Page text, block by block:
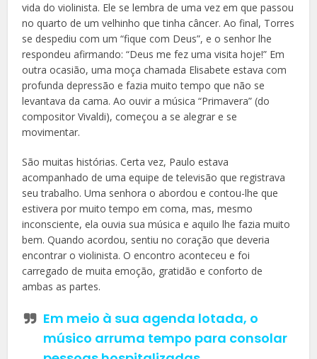
vida do violinista. Ele se lembra de uma vez em que passou
no quarto de um velhinho que tinha câncer. Ao final, Torres
se despediu com um “fique com Deus”, e o senhor lhe
respondeu afirmando: “Deus me fez uma visita hoje!” Em
outra ocasião, uma moça chamada Elisabete estava com
profunda depressão e fazia muito tempo que não se
levantava da cama. Ao ouvir a música “Primavera” (do
compositor Vivaldi), começou a se alegrar e se
movimentar.
São muitas histórias. Certa vez, Paulo estava
acompanhado de uma equipe de televisão que registrava
seu trabalho. Uma senhora o abordou e contou-lhe que
estivera por muito tempo em coma, mas, mesmo
inconsciente, ela ouvia sua música e aquilo lhe fazia muito
bem. Quando acordou, sentiu no coração que deveria
encontrar o violinista. O encontro aconteceu e foi
carregado de muita emoção, gratidão e conforto de
ambas as partes.
Em meio à sua agenda lotada, o
músico arruma tempo para consolar